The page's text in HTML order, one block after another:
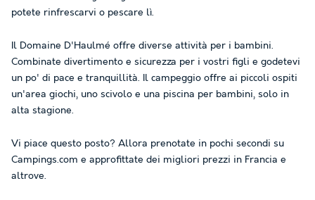
potete rinfrescarvi o pescare lì.
Il Domaine D'Haulmé offre diverse attività per i bambini.
Combinate divertimento e sicurezza per i vostri figli e godetevi
un po' di pace e tranquillità. Il campeggio offre ai piccoli ospiti
un'area giochi, uno scivolo e una piscina per bambini, solo in
alta stagione.
Vi piace questo posto? Allora prenotate in pochi secondi su
Campings.com e approfittate dei migliori prezzi in Francia e
altrove.